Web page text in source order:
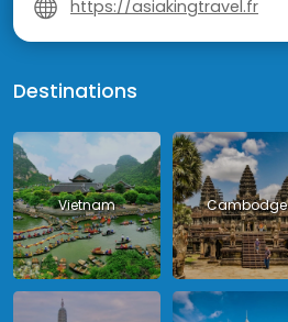
https://asiakingtravel.fr
Destinations
Vietnam Cambodge